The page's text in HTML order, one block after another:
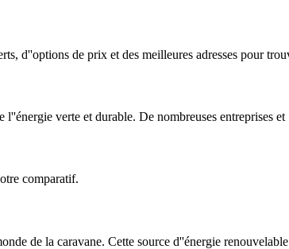
d''options de prix et des meilleures adresses pour
verte et durable. De nombreuses entreprises et
comparatif.
de la caravane. Cette source d''énergie